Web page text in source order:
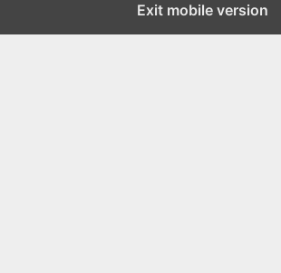
Exit mobile version